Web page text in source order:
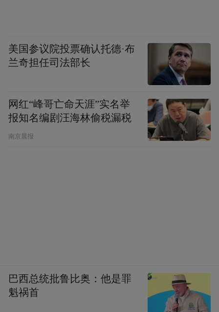
美国参议院投票确认托德·布
兰奇担任司法部长
网红“峰哥亡命天涯”实名举
报知名编剧汪海林偷税漏税
南京晨报
巴西总统批鲁比奥：他是罪
魁祸首